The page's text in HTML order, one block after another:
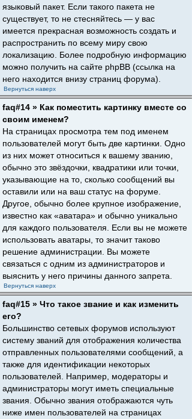
языковый пакет. Если такого пакета не
существует, то не стесняйтесь — у вас
имеется прекрасная возможность создать и
распространить по всему миру свою
локализацию. Более подробную информацию
можно получить на сайте phpBB (ссылка на
него находится внизу страниц форума).
Вернуться наверх
faq#14 » Как поместить картинку вместе со
своим именем?
На страницах просмотра тем под именем
пользователей могут быть две картинки. Одно
из них может относиться к вашему званию,
обычно это звёздочки, квадратики или точки,
указывающие на то, сколько сообщений вы
оставили или на ваш статус на форуме.
Другое, обычно более крупное изображение,
известно как «аватара» и обычно уникально
для каждого пользователя. Если вы не можете
использовать аватары, то значит таково
решение администрации. Вы можете
связаться с одним из администраторов и
выяснить у него причины данного запрета.
Вернуться наверх
faq#15 » Что такое звание и как изменить
его?
Большинство сетевых форумов используют
систему званий для отображения количества
отправленных пользователями сообщений, а
также для идентификации некоторых
пользователей. Например, модераторы и
администраторы могут иметь специальные
звания. Обычно звания отображаются чуть
ниже имен пользователей на страницах